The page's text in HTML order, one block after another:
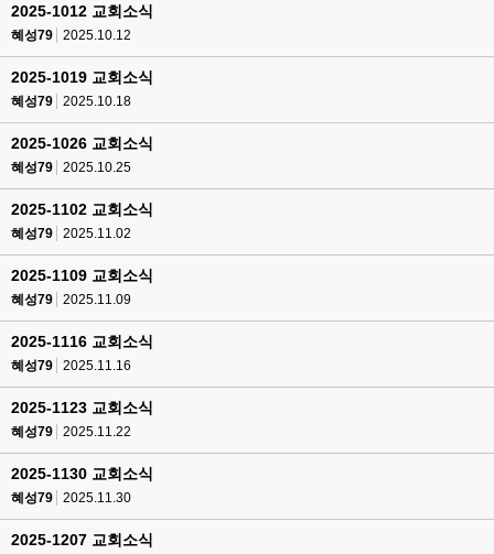
2025-1012 교회소식
혜성79 2025.10.12
2025-1019 교회소식
혜성79 2025.10.18
2025-1026 교회소식
혜성79 2025.10.25
2025-1102 교회소식
혜성79 2025.11.02
2025-1109 교회소식
혜성79 2025.11.09
2025-1116 교회소식
혜성79 2025.11.16
2025-1123 교회소식
혜성79 2025.11.22
2025-1130 교회소식
혜성79 2025.11.30
2025-1207 교회소식